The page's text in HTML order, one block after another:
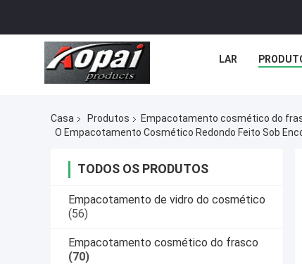
LAR
Casa Produtos
Empacotamento cosmético do
O Empacotamento Cosmético Redondo Feito Sob
TODOS OS PRODUTOS
Empacotamento de vidro do cosmético
(56)
Empacotamento cosmético do frasco
(70)